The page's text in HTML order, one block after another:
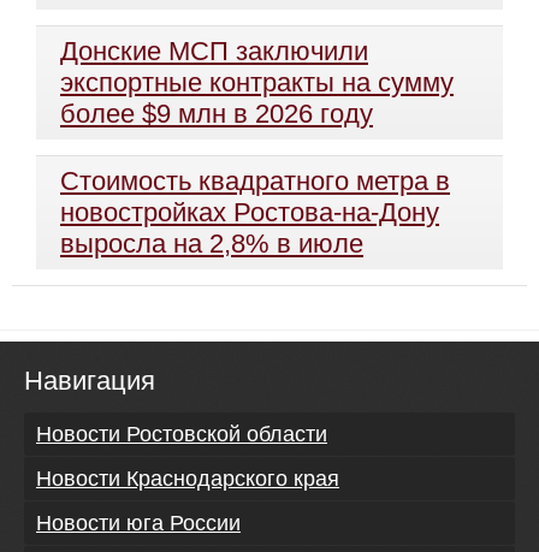
Донские МСП заключили
экспортные контракты на сумму
более $9 млн в 2026 году
Стоимость квадратного метра в
новостройках Ростова-на-Дону
выросла на 2,8% в июле
Навигация
Новости Ростовской области
Новости Краснодарского края
Новости юга России